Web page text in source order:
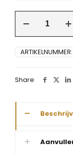
set
globo
charcoal
ARTIKELNUMMER:
Share